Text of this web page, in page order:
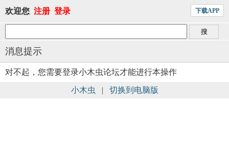
欢迎您 注册 登录 下载APP
消息提示
对不起，您需要登录小木虫论坛才能进行本操作
小木虫 | 切换到电脑版